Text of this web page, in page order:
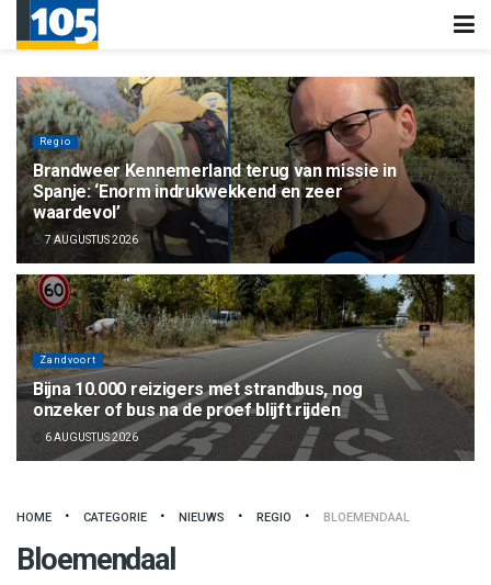
Regio
Brandweer Kennemerland terug van missie in
Spanje: ‘Enorm indrukwekkend en zeer
waardevol’
7 AUGUSTUS 2026
Zandvoort
Bijna 10.000 reizigers met strandbus, nog
onzeker of bus na de proef blijft rijden
6 AUGUSTUS 2026
HOME CATEGORIE NIEUWS REGIO BLOEMENDAAL
Bloemendaal